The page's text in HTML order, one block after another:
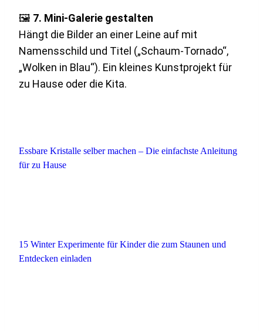
🖼️ 7. Mini-Galerie gestalten
Hängt die Bilder an einer Leine auf mit
Namensschild und Titel („Schaum-Tornado“,
„Wolken in Blau“). Ein kleines Kunstprojekt für
zu Hause oder die Kita.
Essbare Kristalle selber machen – Die einfachste Anleitung
für zu Hause
15 Winter Experimente für Kinder die zum Staunen und
Entdecken einladen